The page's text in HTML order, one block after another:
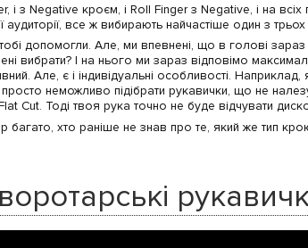
і з Negative кроєм, і Roll Finger з Negative, і на
все ж вибирають найчастіше один з
допомогли. Але, ми впевнені, що в голові зараз
вибрати? І на нього ми зараз відповімо
Але, є і індивідуальні особливості.
неможливо підібрати рукавички, що не
Тоді твоя рука точно не буде відчувати
хто раніше не знав про те, який же тип